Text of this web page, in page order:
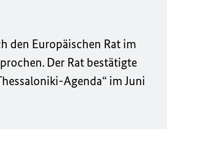
den Europäischen Rat im
Der Rat bestätigte
Agenda“ im Juni